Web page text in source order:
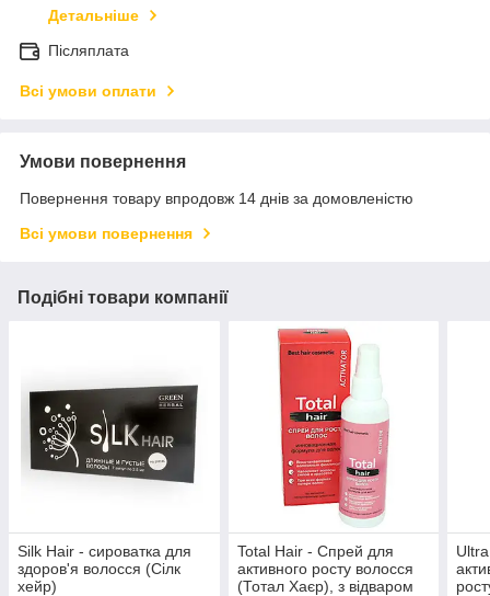
Детальніше
Післяплата
Всі умови оплати
Умови повернення
Повернення товару впродовж 14 днів за домовленістю
Всі умови повернення
Подібні товари компанії
Silk Hair - сироватка для
здоров'я волосся (Сілк
хейр)
Total Hair - Спрей для
активного росту волосся
(Тотал Хаєр), з відваром